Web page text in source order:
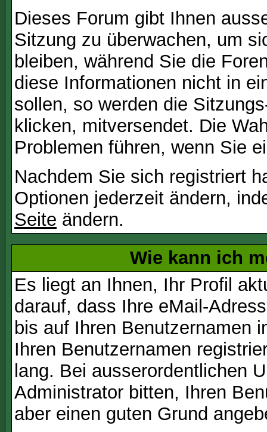
Dieses Forum gibt Ihnen
Sitzung zu überwachen, um
bleiben, während Sie die
diese Informationen nicht in
sollen, so werden die
klicken, mitversendet. Die
Problemen führen, wenn Sie
Nachdem Sie sich registriert
Optionen jederzeit ändern,
Seite ändern.
Wie kann ich
Es liegt an Ihnen, Ihr Profil
darauf, dass Ihre eMail-
bis auf Ihren Benutzernamen
Ihren Benutzernamen
lang. Bei ausserordentlichen
Administrator bitten, Ihren
aber einen guten Grund